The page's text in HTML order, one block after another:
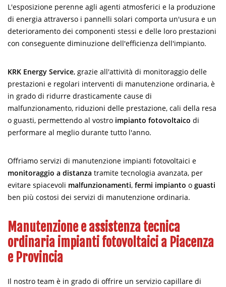
L'esposizione perenne agli agenti atmosferici e la produzione
di energia attraverso i pannelli solari comporta un'usura e un
deterioramento dei componenti stessi e delle loro prestazioni
con conseguente diminuzione dell'efficienza dell'impianto.
KRK Energy Service, grazie all'attività di monitoraggio delle
prestazioni e regolari interventi di manutenzione ordinaria, è
in grado di ridurre drasticamente cause di
malfunzionamento, riduzioni delle prestazione, cali della resa
o guasti, permettendo al vostro impianto fotovoltaico di
performare al meglio durante tutto l'anno.
Offriamo servizi di manutenzione impianti fotovoltaici e
monitoraggio a distanza tramite tecnologia avanzata, per
evitare spiacevoli malfunzionamenti, fermi impianto o guasti
ben più costosi dei servizi di manutenzione ordinaria.
Manutenzione e assistenza tecnica
ordinaria impianti fotovoltaici a Piacenza
e Provincia
Il nostro team è in grado di offrire un servizio capillare di